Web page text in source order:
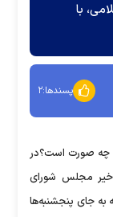
با
پسندها:۲
چه صورت است؟در
مجلس شورای
به جای پنجشنبه‌ها